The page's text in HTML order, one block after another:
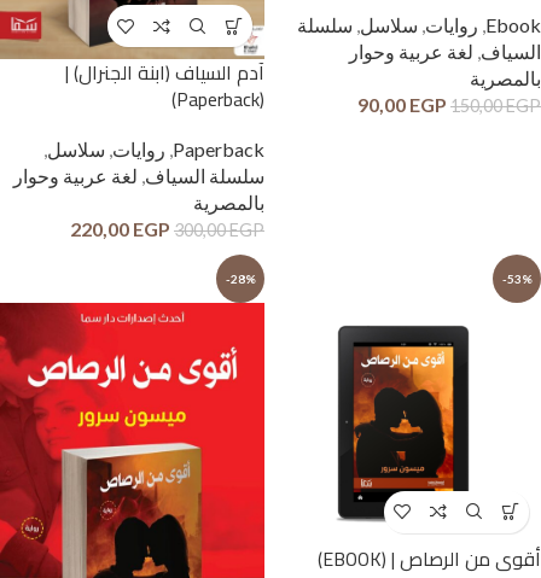
Ebook
, روايات, سلاسل, سلسلة
السياف, لغة عربية وحوار
بالمصرية
150,00EGP
90,00 EGP
آدم السياف (ابنة الجنرال) |
(Paperback)
Paperback
, روايات, سلاسل,
سلسلة السياف, لغة عربية وحوار
بالمصرية
300,00EGP
220,00 EGP
-53%
أقوى من الرصاص | (EBOOK)
-28%